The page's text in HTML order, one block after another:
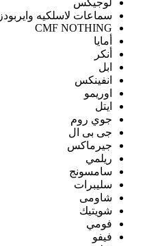
لوجيكس
سماعات لاسلكيه وايربودز
CMF NOTHING
أمايا
أنكر
ابل
انفينكس
اوريمو
ايتل
جوي روم
جى بى ال
جيرماكس
ريلمي
سامسونج
سليبرات
شاومى
شويتيك
فومي
فيفو